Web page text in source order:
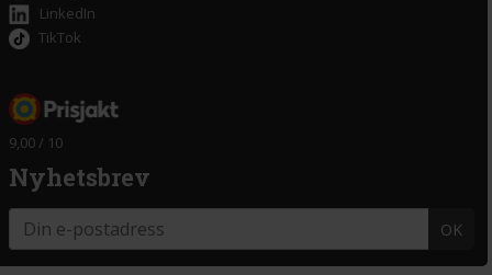
LinkedIn
TikTok
9,00 / 10
Nyhetsbrev
OK